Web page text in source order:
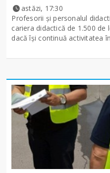
astăzi, 17:30
Profesorii și personalul
cariera didactică de 1.500 de
dacă își continuă activitatea